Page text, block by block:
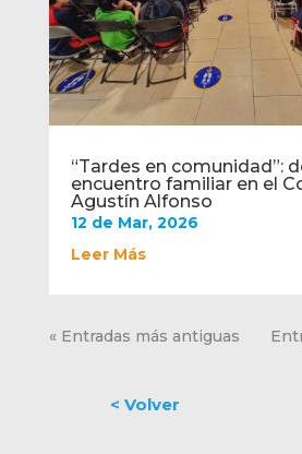
“Tardes en comunidad”:
encuentro familiar en el
Agustín Alfonso
12 de Mar, 2026
Leer Más
« Entradas más antiguas